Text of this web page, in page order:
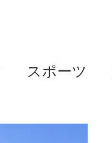
スポーツ